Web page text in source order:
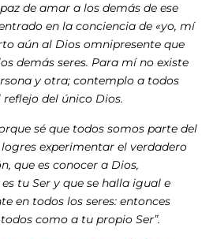
de amar a los demás de ese
en la conciencia de «yo, mí
aún al Dios omnipresente que
demás seres. Para mí no existe
y otra; contemplo a todos
del único Dios.
sé que todos somos parte del
experimentar el verdadero
que es conocer a Dios,
tu Ser y que se halla igual e
en todos los seres: entonces
como a tu propio Ser”.